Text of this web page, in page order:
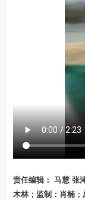
责任编辑： 马慧 张
木林；监制：肖楠